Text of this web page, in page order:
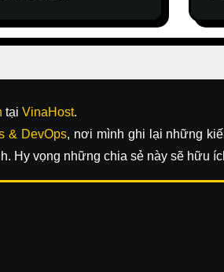
tại VinaHost.
& DevOps, nơi mình ghi lại những
Hy vọng những chia sẻ này sẽ hữu